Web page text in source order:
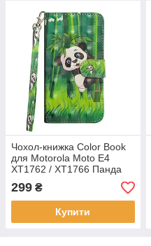
Чохол-книжка Color Book
для Motorola Moto E4
XT1762 / XT1766 Панда
299 ₴
Купити